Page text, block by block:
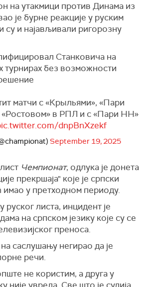
на утакмици против Динама из
је бурне реакције у руским
су и најављивали ригорозну
Станковича на
турнирах без возможности
матчи с «Крыльями», «Пари
в РПЛ и с «Пари НН»
dnpBnXzekf
September 19, 2025
Чемпионат, одлука је донета
прекршаја" које је српски
имао у претходном периоду.
листа, инцидент је
на српском језику које су се
преноса.
саслушању негирао да је
речи.
не користим, а друга у